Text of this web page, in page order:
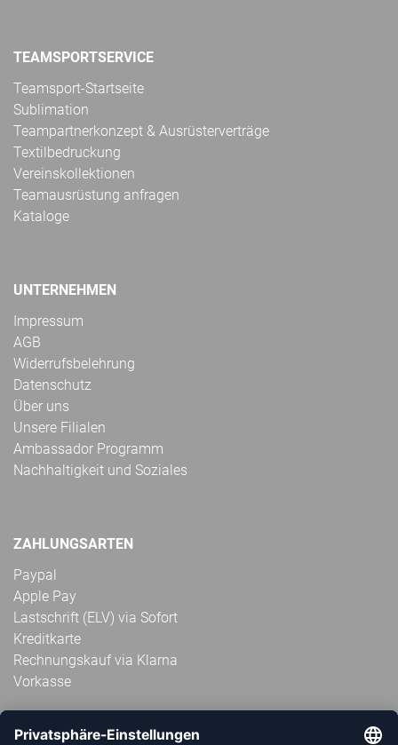
TEAMSPORTSERVICE
Teamsport-Startseite
Sublimation
Teampartnerkonzept & Ausrüsterverträge
Textilbedruckung
Vereinskollektionen
Teamausrüstung anfragen
Kataloge
UNTERNEHMEN
Impressum
AGB
Widerrufsbelehrung
Datenschutz
Über uns
Unsere Filialen
Ambassador Programm
Nachhaltigkeit und Soziales
ZAHLUNGSARTEN
Paypal
Apple Pay
Lastschrift (ELV) via Sofort
Kreditkarte
Rechnungskauf via Klarna
Vorkasse